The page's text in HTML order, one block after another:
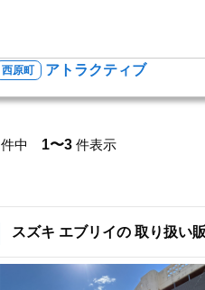
西原町 アトラクティブ
件中 1〜3 件表示
スズキ エブリイの 取り扱い